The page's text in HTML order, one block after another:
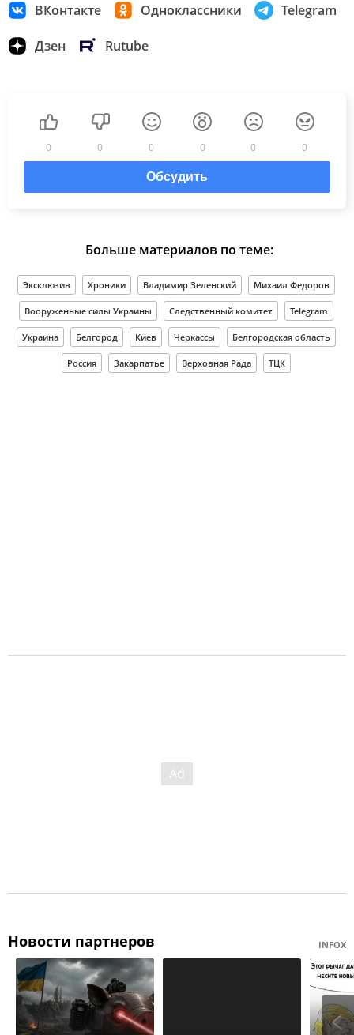
ВКонтакте Одноклассники Telegram
Дзен Rutube
0 0 0 0 0 0
Обсудить
Больше материалов по теме:
Эксклюзив Хроники Владимир Зеленский Михаил Федоров
Вооруженные силы Украины Следственный комитет Telegram
Украина Белгород Киев Черкассы Белгородская область
Россия Закарпатье Верховная Рада ТЦК
Новости партнеров INFOX